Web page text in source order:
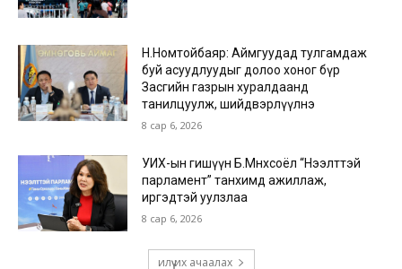
Н.Номтойбаяр: Аймгуудад тулгамдаж
буй асуудлуудыг долоо хоног бүр
Засгийн газрын хуралдаанд
танилцуулж, шийдвэрлүүлнэ
8 сар 6, 2026
УИХ-ын гишүүн Б.Мөнхсоёл “Нээлттэй
парламент” танхимд ажиллаж,
иргэдтэй уулзлаа
8 сар 6, 2026
илүү их ачаалах